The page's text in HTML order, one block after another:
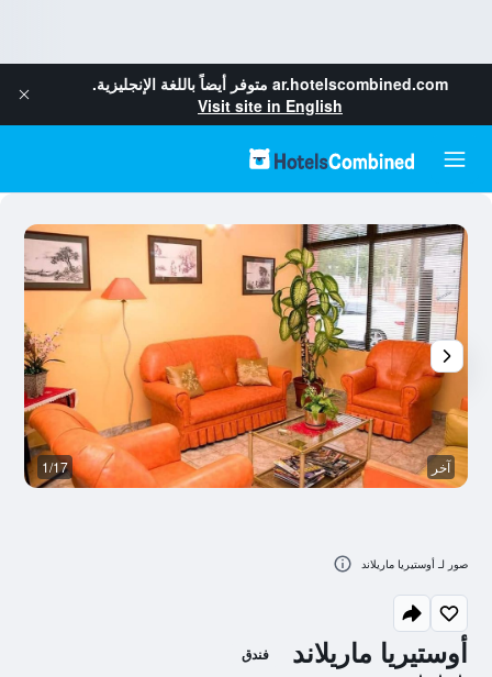
ar.hotelscombined.com متوفر أيضاً باللغة الإنجليزية.
Visit site in English
أوستيريا ماريلاند فندق
آخر 1/17
صور لـ أوستيريا ماريلاند